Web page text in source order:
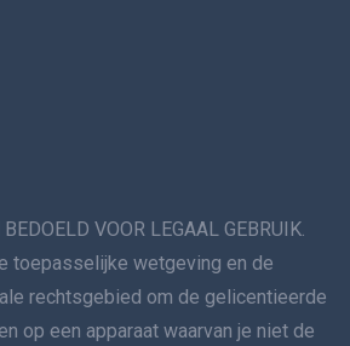
ทย
VOOR LEGAAL GEBRUIK.
toepasselijke wetgeving en de
rechtsgebied om de gelicentieerde
op een apparaat waarvan je niet de